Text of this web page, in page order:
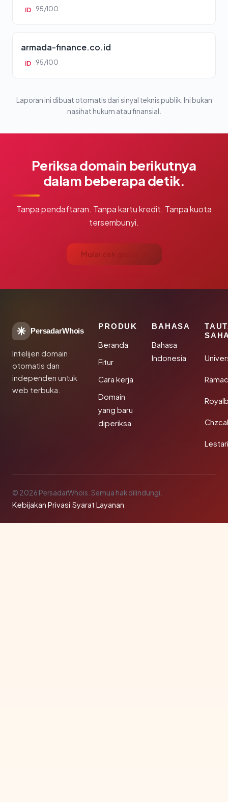
ID 95/100
armada-finance.co.id
ID 95/100
Laporan ini dibuat otomatis dari sinyal teknis publik. Ini bukan
nasihat hukum atau finansial.
Periksa domain berikutnya
dalam beberapa detik.
Tanpa pendaftaran. Tanpa kartu kredit. Tanpa kuota
tersembunyi.
Mulai cek gratis →
PersadarWhois
Intelijen domain
otomatis dan
independen untuk
web terbuka.
PRODUK
Beranda
Fitur
Cara kerja
Domain
yang baru
diperiksa
BAHASA
Bahasa
Indonesia
© 2026 PersadarWhois. Semua hak dilindungi.
Kebijakan Privasi·Syarat Layanan